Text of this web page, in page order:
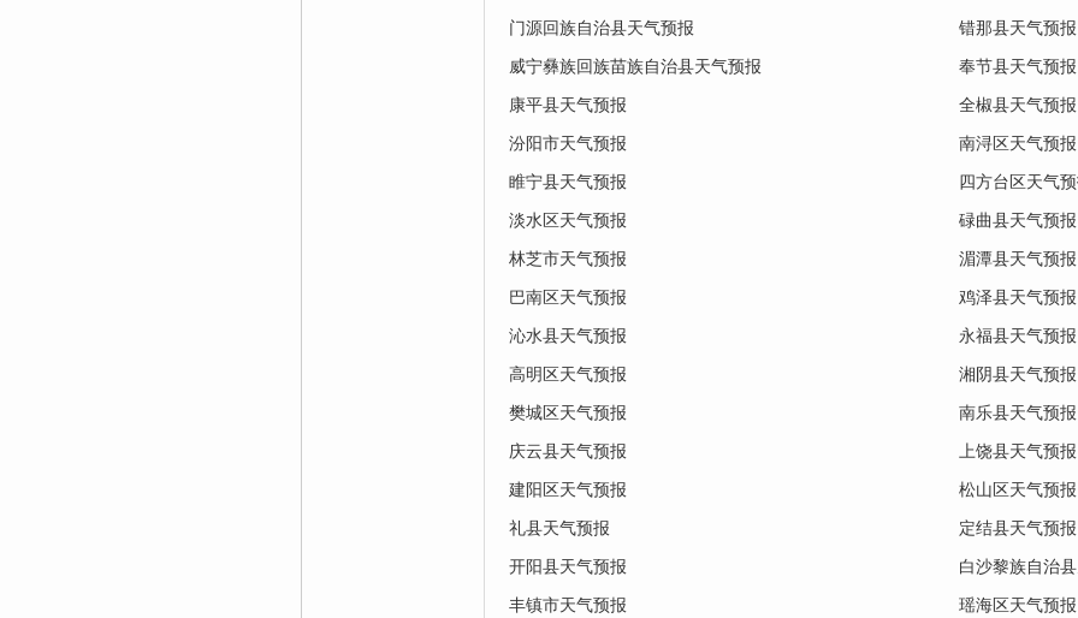
门源回族自治县天气预报
错那县天气预报
威宁彝族回族苗族自治县天气预报
奉节县天气预报
康平县天气预报
全椒县天气预报
汾阳市天气预报
南浔区天气预报
睢宁县天气预报
四方台区天气
淡水区天气预报
碌曲县天气预报
林芝市天气预报
湄潭县天气预报
巴南区天气预报
鸡泽县天气预报
沁水县天气预报
永福县天气预报
高明区天气预报
湘阴县天气预报
樊城区天气预报
南乐县天气预报
庆云县天气预报
上饶县天气预报
建阳区天气预报
松山区天气预报
礼县天气预报
定结县天气预报
开阳县天气预报
白沙黎族自治
丰镇市天气预报
瑶海区天气预报